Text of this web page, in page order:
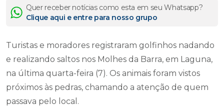
Quer receber notícias como esta em seu Whatsapp?
Clique aqui e entre para nosso grupo
Turistas e moradores registraram golfinhos nadando
e realizando saltos nos Molhes da Barra, em Laguna,
na última quarta-feira (7). Os animais foram vistos
próximos às pedras, chamando a atenção de quem
passava pelo local.